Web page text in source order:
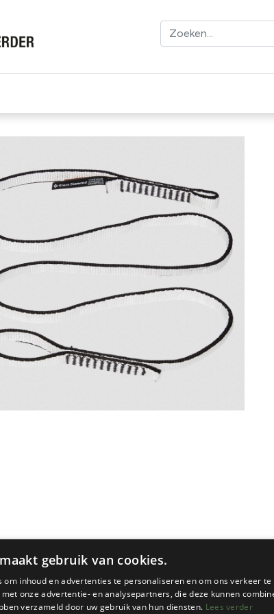
gebruik van cookies.
om inhoud en advertenties te personaliseren en om ons verkeer
onze advertentie- en analysepartners, die deze kunnen
verzameld door uw gebruik van hun diensten. Lees verder